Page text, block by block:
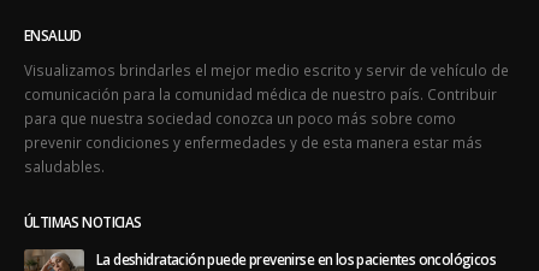
ENSALUD
Visualizamos brindarles el mejor medio escrito y servir de vehículo de
comunicación para la comunidad médica de nuestro país. Contribuir
para que nuestra sociedad conozca un poco más sobre como
prevenir condiciones y enfermedades y de esta manera estar más
saludables.
ÚLTIMAS NOTICIAS
La deshidratación puede prevenirse en los pacientes oncológicos